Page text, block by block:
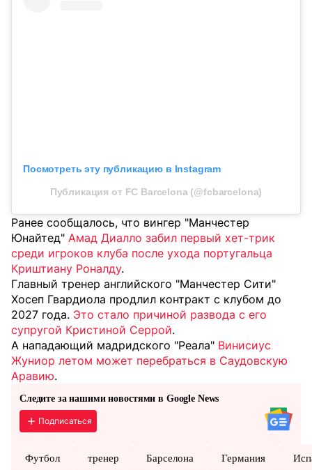
Посмотреть эту публикацию в Instagram
Публикация от FC Barcelona (@fcbarcelona)
Ранее сообщалось, что вингер "Манчестер
Юнайтед" Амад Диалло забил первый хет-трик
среди игроков клуба после ухода португальца
Криштиану Роналду.
Главный тренер английского "Манчестер Сити"
Хосеп Гвардиола продлил контракт с клубом до
2027 года. Это стало причиной развода с его
супругой Кристиной Серрой.
А нападающий мадридского "Реала" Винисиус
Жуниор летом может перебраться в Саудовскую
Аравию.
Следите за нашими новостями в Google News
Подписаться
Футбол тренер Барселона Германия